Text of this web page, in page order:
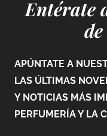
Entérate
APÚNTATE A
LAS ÚLTIMAS
Y NOTICIAS MÁS
PERFUMERÍA Y LA